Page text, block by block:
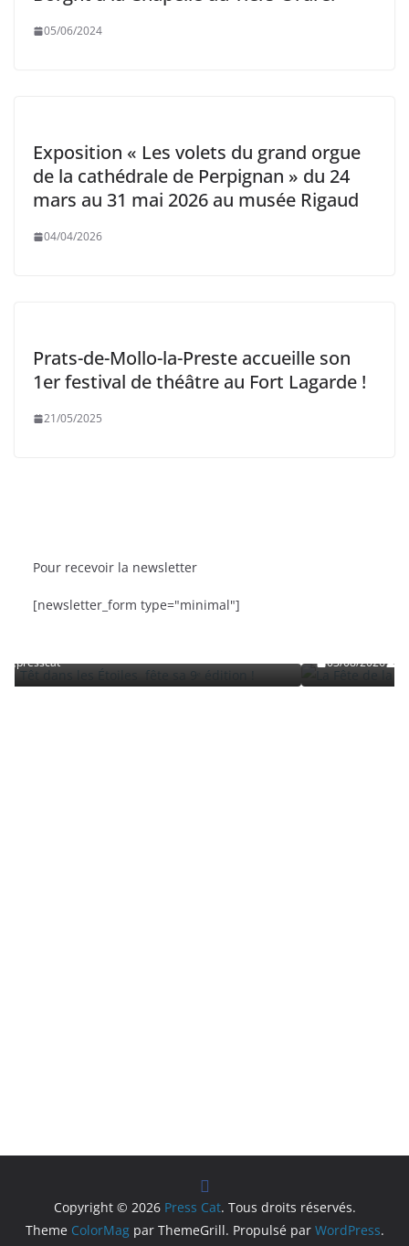
05/06/2024
Exposition « Les volets du grand orgue
de la cathédrale de Perpignan » du 24
mars au 31 mai 2026 au musée Rigaud
04/04/2026
Prats-de-Mollo-la-Preste accueille son
1er festival de théâtre au Fort Lagarde !
21/05/2025
Pour recevoir la newsletter
[newsletter_form type="minimal"]
fête sa 9ᵉ édition
La Fête de la Mer et des
03/08/2026 presscat
Copyright © 2026 Press Cat. Tous droits réservés.
Theme ColorMagpar ThemeGrill. Propulsé par WordPress.